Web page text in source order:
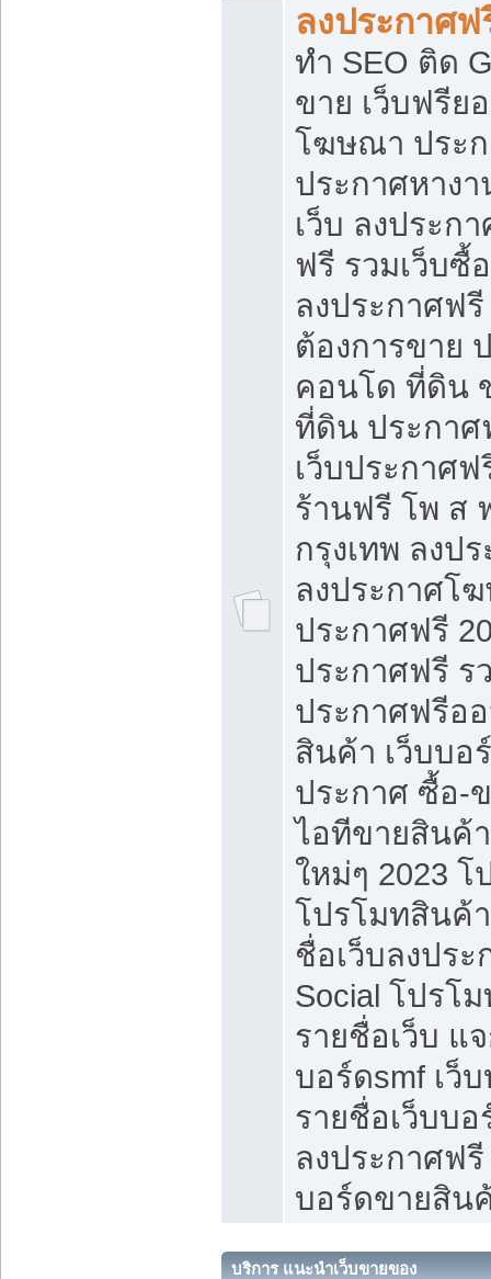
ลงประกาศฟ
ทำ SEO ติด
ขาย เว็บฟรีย
โฆษณา ประ
ประกาศหาง
เว็บ ลงประก
ฟรี รวมเว็บซื้
ลงประกาศฟ
ต้องการขาย
คอนโด ที่ดิน
ที่ดิน ประกา
เว็บประกาศ
ร้านฟรี โพ ส
กรุงเทพ ลงป
ลงประกาศโ
ประกาศฟรี
ประกาศฟรี ร
ประกาศฟรีอ
สินค้า เว็บบอ
ประกาศ ซื้อ-
ไอทีขายสินค้
ใหม่ๆ 2023
โปรโมทสินค้
ชื่อเว็บลงปร
Social โปรโ
รายชื่อเว็บ แ
บอร์ดsmf เว็
รายชื่อเว็บบ
ลงประกาศฟรี
บอร์ดขายสิน
บริการ แนะนำเว็บขายของ